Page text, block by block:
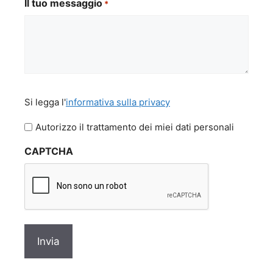
Il tuo messaggio *
legga
l'informativa
privacy
Si legga l'informativa sulla privacy
Autorizzo il trattamento dei miei dati personali
CAPTCHA